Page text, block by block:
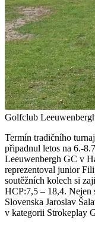
Golfclub
Termín tradičního
připadnul letos na 6.-
Leeuwenbergh GC v
reprezentoval junior
soutěžních kolech si
HCP:7,5 – 18,4. Nejen
Slovenska Jaroslav
v kategorii Strokeplay